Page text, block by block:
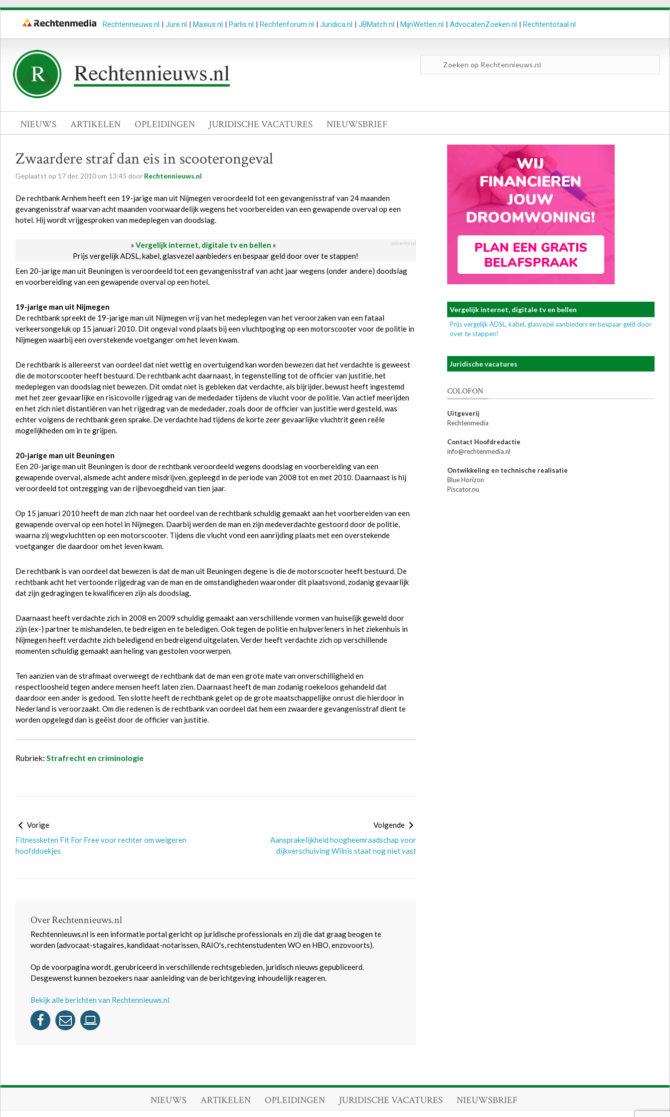
Rechtennieuws.nl | Jure.nl | Maxius.nl | Parlis.nl | Rechtenforum.nl | Juridica.nl | JBMatch.nl | MijnWetten.nl | AdvocatenZoeken.nl | Rechtentotaal.nl
NIEUWS ARTIKELEN OPLEIDINGEN JURIDISCHE VACATURES NIEUWSBRIEF
Zwaardere straf dan eis in scooterongeval
Geplaatst op 17 dec 2010 om 13:45 door Rechtennieuws.nl
De rechtbank Arnhem heeft een 19-jarige man uit Nijmegen veroordeeld tot een gevangenisstraf van 24 maanden
gevangenisstraf waarvan acht maanden voorwaardelijk wegens het voorbereiden van een gewapende overval op een
hotel. Hij wordt vrijgesproken van medeplegen van doodslag.
» Vergelijk internet, digitale tv en bellen « advertorial
Prijs vergelijk ADSL, kabel, glasvezel aanbieders en bespaar geld door over te stappen!
Een 20-jarige man uit Beuningen is veroordeeld tot een gevangenisstraf van acht jaar wegens (onder andere) doodslag
en voorbereiding van een gewapende overval op een hotel.
19-jarige man uit Nijmegen
De rechtbank spreekt de 19-jarige man uit Nijmegen vrij van het medeplegen van het veroorzaken van een fataal
verkeersongeluk op 15 januari 2010. Dit ongeval vond plaats bij een vluchtpoging op een motorscooter voor de politie in
Nijmegen waarbij een overstekende voetganger om het leven kwam.
De rechtbank is allereerst van oordeel dat niet wettig en overtuigend kan worden bewezen dat het verdachte is geweest
die de motorscooter heeft bestuurd. De rechtbank acht daarnaast, in tegenstelling tot de officier van justitie, het
medeplegen van doodslag niet bewezen. Dit omdat niet is gebleken dat verdachte, als bijrijder, bewust heeft ingestemd
met het zeer gevaarlijke en risicovolle rijgedrag van de mededader tijdens de vlucht voor de politie. Van actief meerijden
en het zich niet distantiëren van het rijgedrag van de mededader, zoals door de officier van justitie werd gesteld, was
echter volgens de rechtbank geen sprake. De verdachte had tijdens de korte zeer gevaarlijke vluchtrit geen reële
mogelijkheden om in te grijpen.
20-jarige man uit Beuningen
Een 20-jarige man uit Beuningen is door de rechtbank veroordeeld wegens doodslag en voorbereiding van een
gewapende overval, alsmede acht andere misdrijven, gepleegd in de periode van 2008 tot en met 2010. Daarnaast is hij
veroordeeld tot ontzegging van de rijbevoegdheid van tien jaar.
Op 15 januari 2010 heeft de man zich naar het oordeel van de rechtbank schuldig gemaakt aan het voorbereiden van een
gewapende overval op een hotel in Nijmegen. Daarbij werden de man en zijn medeverdachte gestoord door de politie,
waarna zij wegvluchtten op een motorscooter. Tijdens die vlucht vond een aanrijding plaats met een overstekende
voetganger die daardoor om het leven kwam.
De rechtbank is van oordeel dat bewezen is dat de man uit Beuningen degene is die de motorscooter heeft bestuurd. De
rechtbank acht het vertoonde rijgedrag van de man en de omstandigheden waaronder dit plaatsvond, zodanig gevaarlijk
dat zijn gedragingen te kwalificeren zijn als doodslag.
Daarnaast heeft verdachte zich in 2008 en 2009 schuldig gemaakt aan verschillende vormen van huiselijk geweld door
zijn (ex-) partner te mishandelen, te bedreigen en te beledigen. Ook tegen de politie en hulpverleners in het ziekenhuis in
Nijmegen heeft verdachte zich beledigend en bedreigend uitgelaten. Verder heeft verdachte zich op verschillende
momenten schuldig gemaakt aan heling van gestolen voorwerpen.
Ten aanzien van de strafmaat overweegt de rechtbank dat de man een grote mate van onverschilligheid en
respectloosheid tegen andere mensen heeft laten zien. Daarnaast heeft de man zodanig roekeloos gehandeld dat
daardoor een ander is gedood. Ten slotte heeft de rechtbank gelet op de grote maatschappelijke onrust die hierdoor in
Nederland is veroorzaakt. Om die redenen is de rechtbank van oordeel dat hem een zwaardere gevangenisstraf dient te
worden opgelegd dan is geëist door de officier van justitie.
Rubriek: Strafrecht en criminologie
Vorige
Fitnessketen Fit For Free voor rechter om weigeren
hoofddoekjes
Volgende
Aansprakelijkheid hoogheemraadschap voor
dijkverschuiving Wilnis staat nog niet vast
Over Rechtennieuws.nl
Rechtennieuws.nl is een informatie portal gericht op juridische professionals en zij die dat graag beogen te
worden (advocaat-stagaires, kandidaat-notarissen, RAIO's, rechtenstudenten WO en HBO, enzovoorts).
Op de voorpagina wordt, gerubriceerd in verschillende rechtsgebieden, juridisch nieuws gepubliceerd.
Desgewenst kunnen bezoekers naar aanleiding van de berichtgeving inhoudelijk reageren.
Bekijk alle berichten van Rechtennieuws.nl
Vergelijk internet, digitale tv en bellen
Prijs vergelijk ADSL, kabel, glasvezel aanbieders en bespaar geld door
over te stappen!
Juridische vacatures
COLOFON
Uitgeverij
Rechtenmedia
Contact Hoofdredactie
info@rechtenmedia.nl
Ontwikkeling en technische realisatie
Blue Horizon
Piscator.nu
NIEUWS ARTIKELEN OPLEIDINGEN JURIDISCHE VACATURES NIEUWSBRIEF